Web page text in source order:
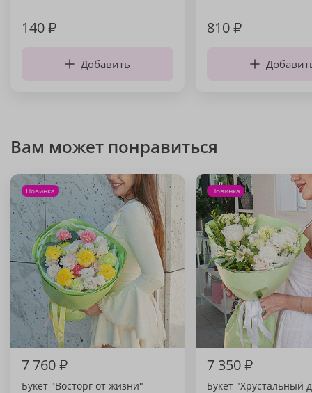
140₽
Добавить
810₽
Вам может понравиться
Новинка
7 760₽
Букет "Восторг от жизни"
Новинка
7 350₽
Букет "Хрустальный